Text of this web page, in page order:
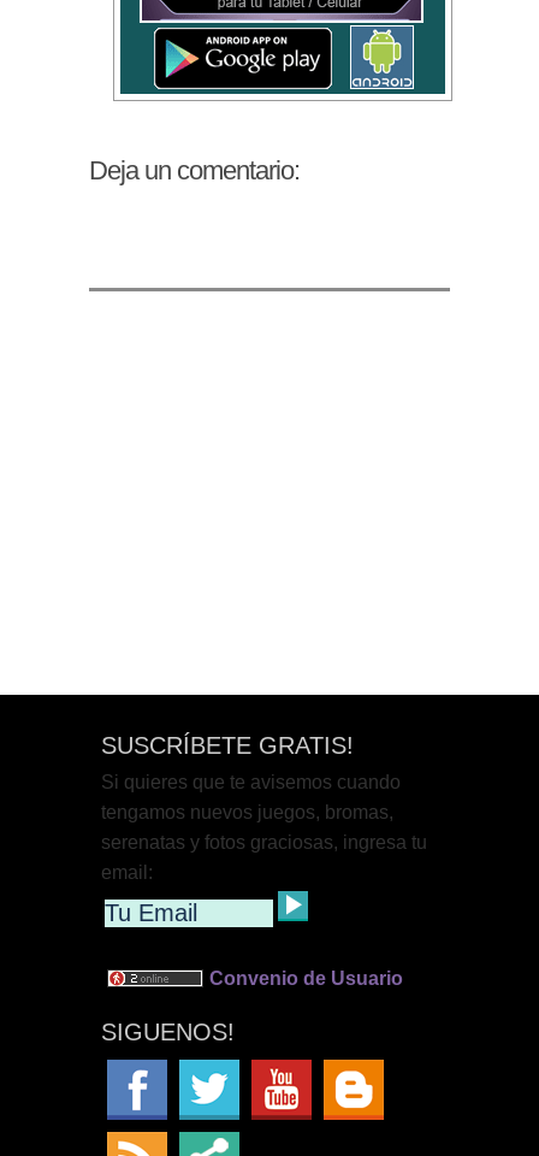
Deja un comentario:
SUSCRÍBETE GRATIS!
Si quieres que te avisemos cuando
tengamos nuevos juegos, bromas,
serenatas y fotos graciosas, ingresa tu
email:
Convenio de Usuario
SIGUENOS!